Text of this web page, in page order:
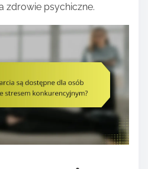
zdrowie psychiczne.